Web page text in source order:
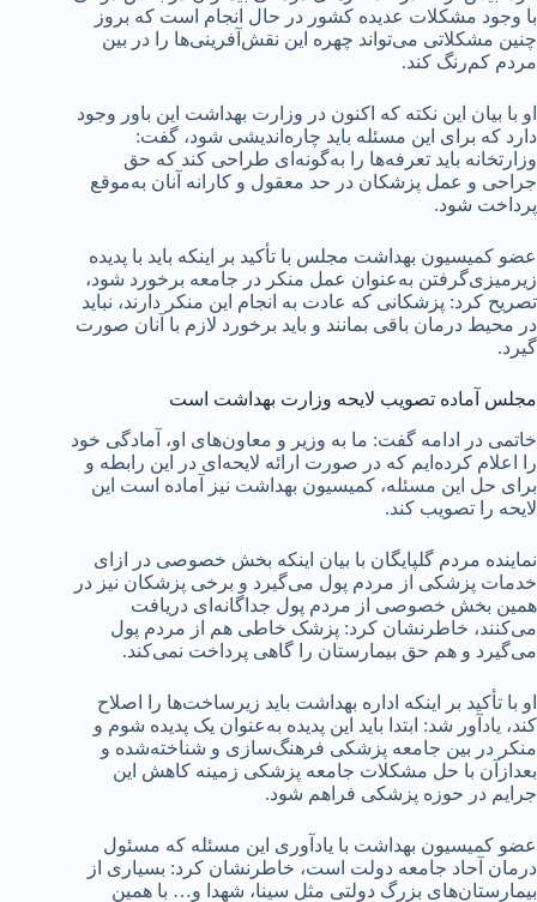
با وجود مشکلات عدیده کشور در حال انجام است که بروز
چنین مشکلاتی می‌تواند چهره این نقش‌آفرینی‌ها را در بین
مردم کم‌رنگ کند.
او با بیان این نکته که اکنون در وزارت بهداشت این باور وجود
دارد که برای این مسئله باید چاره‌اندیشی شود، گفت:
وزارتخانه باید تعرفه‌ها را به‌گونه‌ای طراحی کند که حق
جراحی و عمل پزشکان در حد معقول و کارانه آنان به‌موقع
پرداخت شود.
عضو کمیسیون بهداشت مجلس با تأکید بر اینکه باید با پدیده
زیرمیزی‌گرفتن به‌عنوان عمل منکر در جامعه برخورد شود،
تصریح کرد: پزشکانی که عادت به انجام این منکر دارند، نباید
در محیط درمان باقی بمانند و باید برخورد لازم با آنان صورت
گیرد.
مجلس آماده تصویب لایحه وزارت بهداشت است
خاتمی در ادامه گفت: ما به وزیر و معاون‌های او، آمادگی خود
را اعلام کرده‌ایم که در صورت ارائه لایحه‌ای در این رابطه و
برای حل این مسئله، کمیسیون بهداشت نیز آماده است این
لایحه را تصویب کند.
نماینده مردم گلپایگان با بیان اینکه بخش خصوصی در ازای
خدمات پزشکی از مردم پول می‌گیرد و برخی پزشکان نیز در
همین بخش خصوصی از مردم پول جداگانه‌ای دریافت
می‌کنند، خاطرنشان کرد: پزشک خاطی هم از مردم پول
می‌گیرد و هم حق بیمارستان را گاهی پرداخت نمی‌کند.
او با تأکید بر اینکه اداره بهداشت باید زیرساخت‌ها را اصلاح
کند، یادآور شد: ابتدا باید این پدیده به‌عنوان یک پدیده شوم و
منکر در بین جامعه پزشکی فرهنگ‌سازی و شناخته‌شده و
بعدازآن با حل مشکلات جامعه پزشکی زمینه کاهش این
جرایم در حوزه پزشکی فراهم شود.
عضو کمیسیون بهداشت با یادآوری این مسئله که مسئول
درمان آحاد جامعه دولت است، خاطرنشان کرد: بسیاری از
بیمارستان‌های بزرگ دولتی مثل سینا، شهدا و… با همین